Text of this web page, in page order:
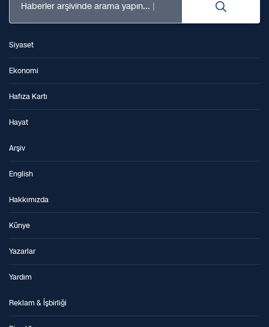
Haberler arşivinde arama yapın...
Siyaset
Ekonomi
Hafıza Kartı
Hayat
Arşiv
English
Hakkımızda
Künye
Yazarlar
Yardım
Reklam & İşbirliği